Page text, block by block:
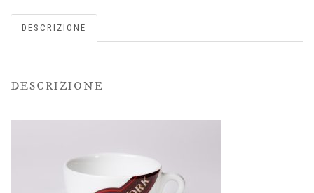
DESCRIZIONE
DESCRIZIONE